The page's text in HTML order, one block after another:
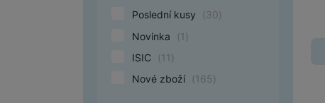
Domácí spotřebiče
Tablety
Poslední kusy
(30)
Novinka
(1 )
ISIC
(11 )
Nové zboží (165)